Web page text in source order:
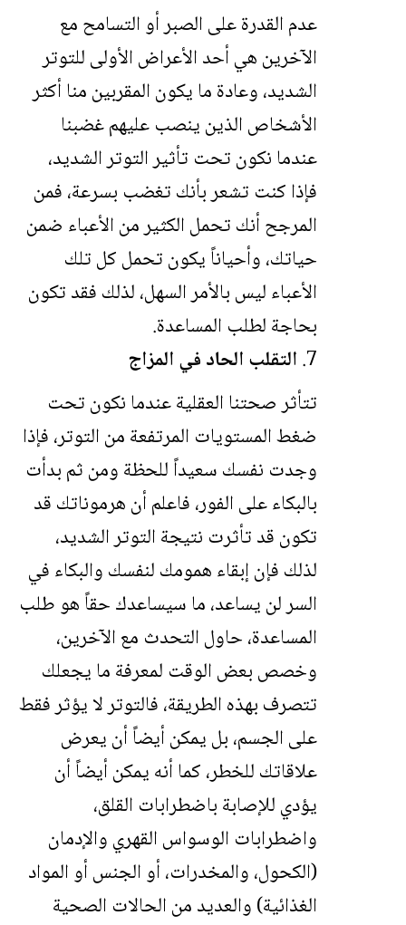
عدم القدرة على الصبر أو التسامح مع
الآخرين هي أحد الأعراض الأولى للتوتر
الشديد، وعادة ما يكون المقربين منا أكثر
الأشخاص الذين ينصب عليهم غضبنا
عندما نكون تحت تأثير التوتر الشديد،
فإذا كنت تشعر بأنك تغضب بسرعة، فمن
المرجح أنك تحمل الكثير من الأعباء ضمن
حياتك، وأحياناً يكون تحمل كل تلك
الأعباء ليس بالأمر السهل، لذلك فقد تكون
بحاجة لطلب المساعدة.
التقلب الحاد في المزاج
تتأثر صحتنا العقلية عندما نكون تحت
ضغط المستويات المرتفعة من التوتر، فإذا
وجدت نفسك سعيداً للحظة ومن ثم بدأت
بالبكاء على الفور، فاعلم أن هرموناتك قد
تكون قد تأثرت نتيجة التوتر الشديد،
لذلك فإن إبقاء همومك لنفسك والبكاء في
السر لن يساعد، ما سيساعدك حقاً هو طلب
المساعدة، حاول التحدث مع الآخرين،
وخصص بعض الوقت لمعرفة ما يجعلك
تتصرف بهذه الطريقة، فالتوتر لا يؤثر فقط
على الجسم، بل يمكن أيضاً أن يعرض
علاقاتك للخطر، كما أنه يمكن أيضاً أن
يؤدي للإصابة باضطرابات القلق،
واضطرابات الوسواس القهري والإدمان
(الكحول، والمخدرات، أو الجنس أو المواد
الغذائية) والعديد من الحالات الصحية